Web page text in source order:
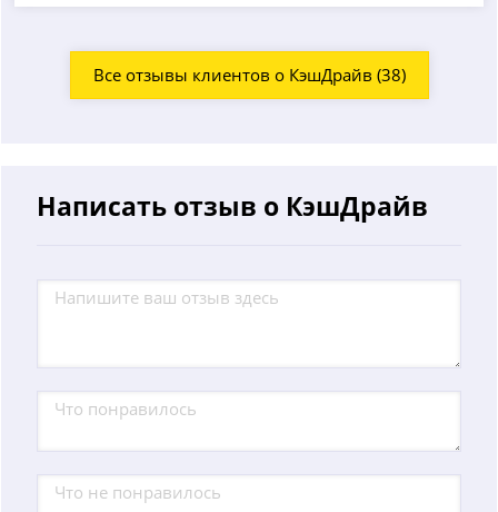
Все отзывы клиентов о КэшДрайв (38)
Написать отзыв о КэшДрайв